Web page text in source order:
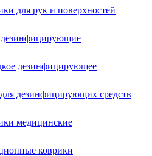
для рук и поверхностей
дезинфицирующее
дезинфицирующих средств
медицинские
коврики